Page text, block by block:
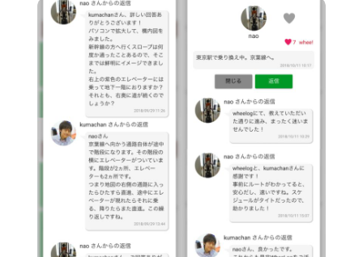
Today’s
Pick
わ
か
ら
は